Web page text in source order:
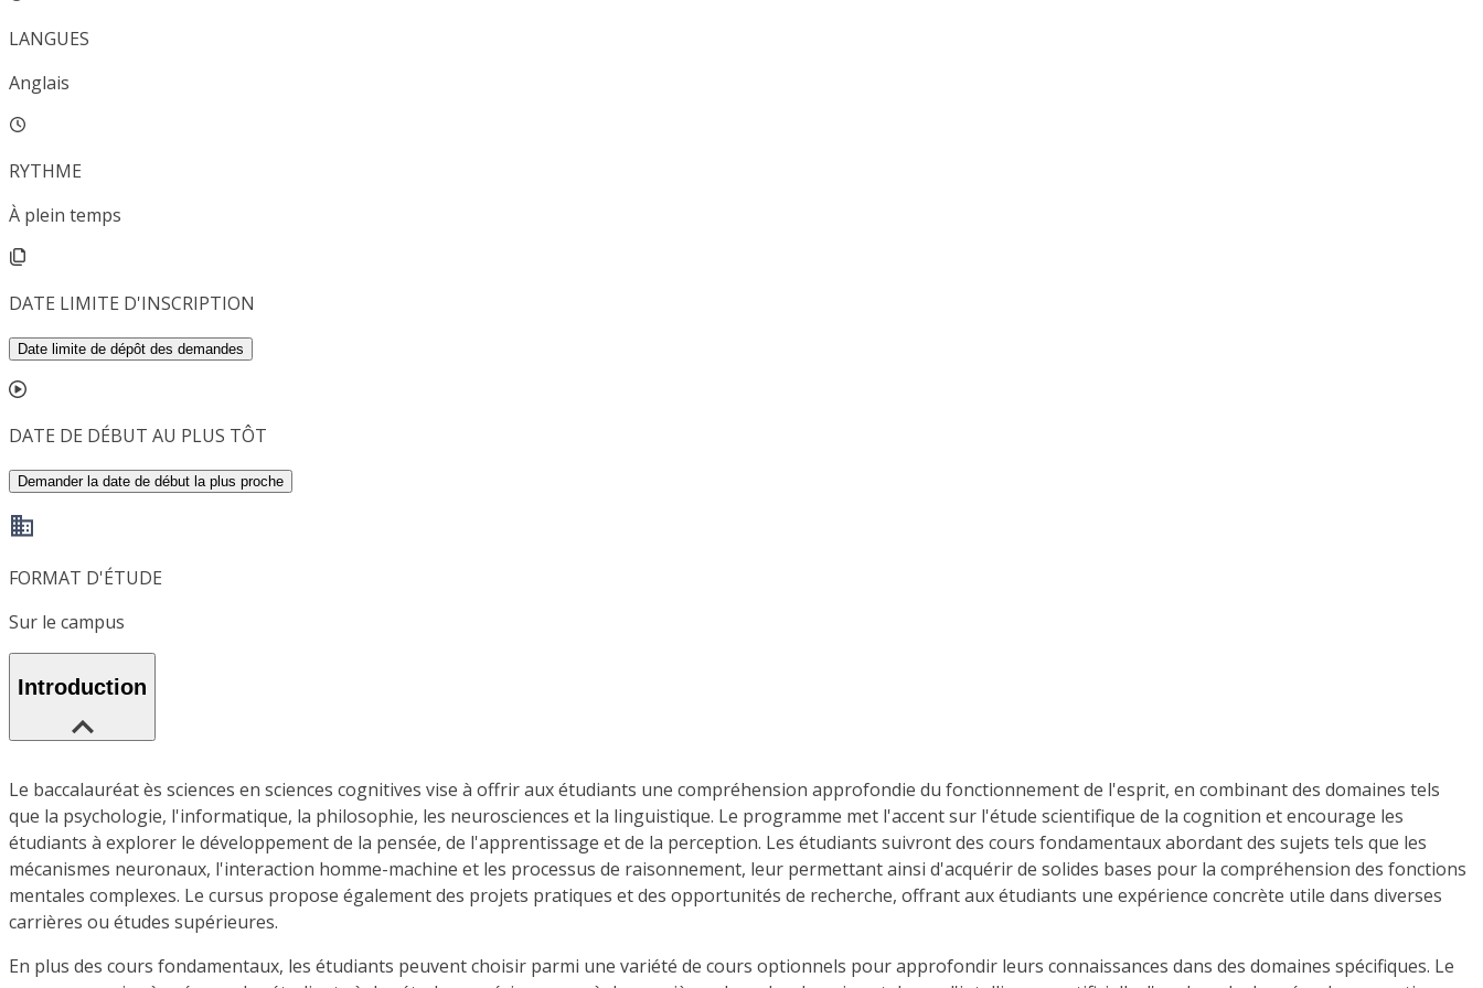
LANGUES
Anglais
RYTHME
À plein temps
DATE LIMITE D'INSCRIPTION
Date limite de dépôt des demandes
DATE DE DÉBUT AU PLUS TÔT
Demander la date de début la plus proche
FORMAT D'ÉTUDE
Sur le campus
Introduction
Le baccalauréat ès sciences en sciences cognitives vise à offrir aux étudiants une compréhension approfondie du fonctionnement de l'esprit, en combinant des domaines tels
que la psychologie, l'informatique, la philosophie, les neurosciences et la linguistique. Le programme met l'accent sur l'étude scientifique de la cognition et encourage les
étudiants à explorer le développement de la pensée, de l'apprentissage et de la perception. Les étudiants suivront des cours fondamentaux abordant des sujets tels que les
mécanismes neuronaux, l'interaction homme-machine et les processus de raisonnement, leur permettant ainsi d'acquérir de solides bases pour la compréhension des fonctions
mentales complexes. Le cursus propose également des projets pratiques et des opportunités de recherche, offrant aux étudiants une expérience concrète utile dans diverses
carrières ou études supérieures.
En plus des cours fondamentaux, les étudiants peuvent choisir parmi une variété de cours optionnels pour approfondir leurs connaissances dans des domaines spécifiques. Le